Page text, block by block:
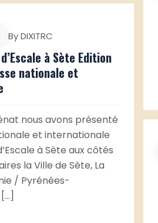
By DIXITRC
à Sète Edition
nationale et
nous avons présenté
et internationale
à Sète aux côtés
la Ville de Sète, La
/ Pyrénées-